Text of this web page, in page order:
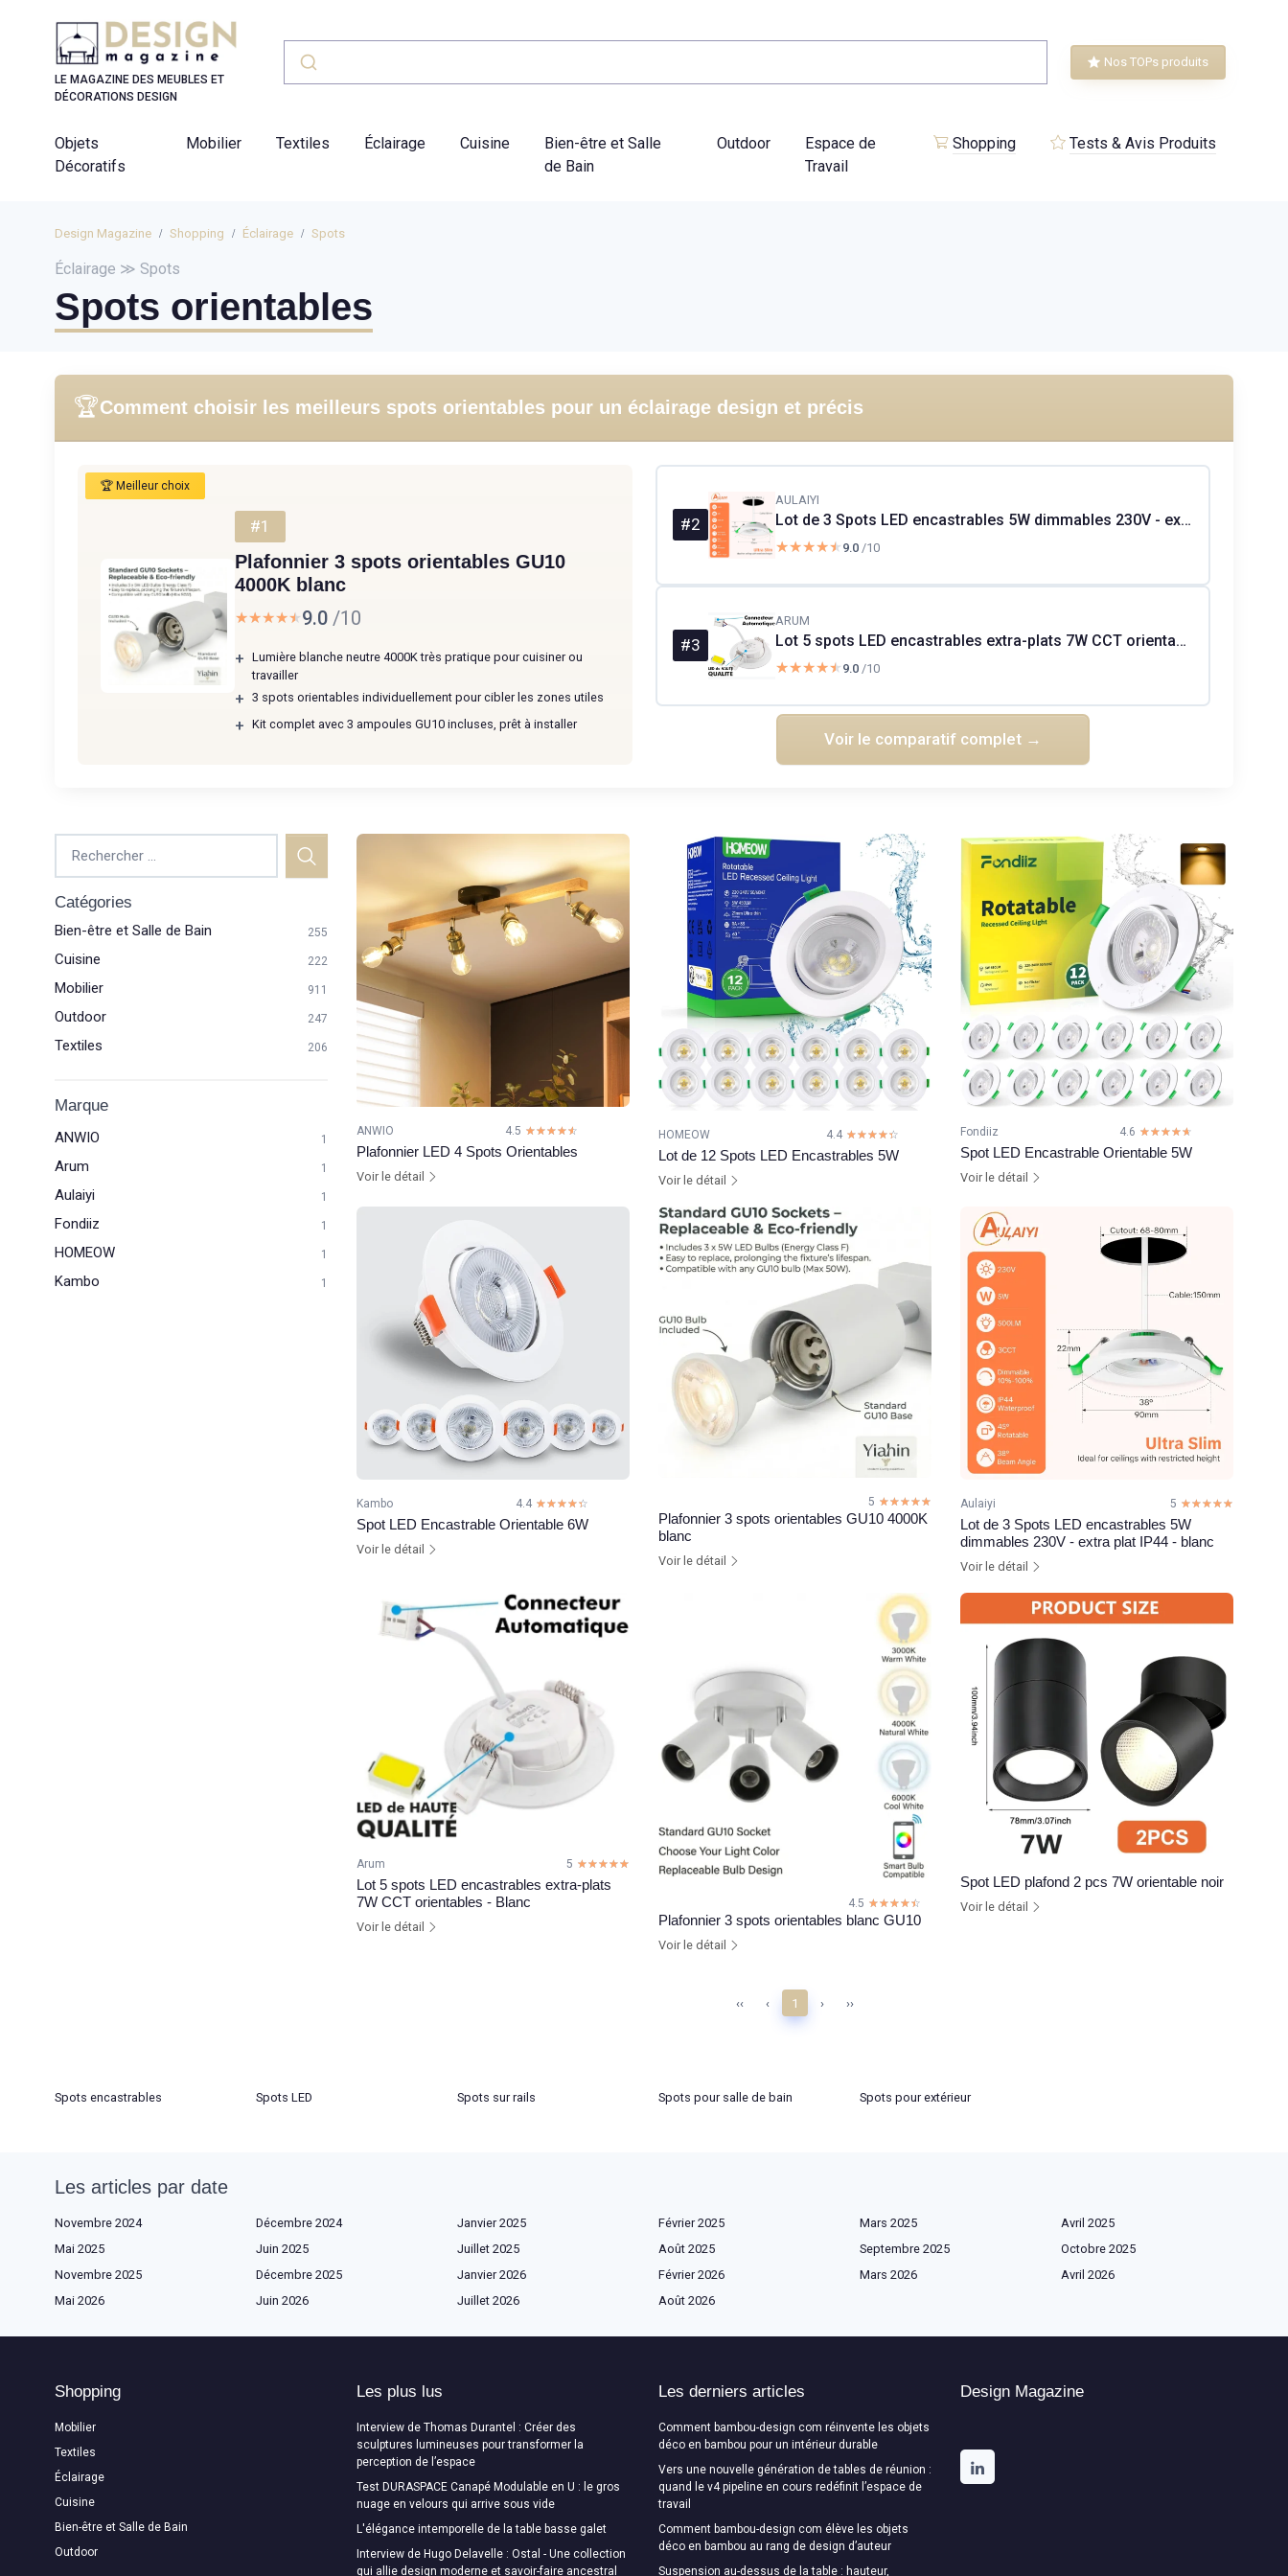
LE MAGAZINE DES MEUBLES ET
DÉCORATIONS DESIGN
Nos TOPs produits
Objets
Décoratifs
Mobilier Textiles Éclairage Cuisine
Bien-être et Salle
de Bain
Outdoor
Espace de
Travail
Shopping Tests & Avis Produits
Design Magazine Shopping Éclairage Spots
Éclairage ≫ Spots
Spots orientables
🏆Comment choisir les meilleurs spots orientables pour un éclairage design et précis
🏆 Meilleur choix
#1
Plafonnier 3 spots orientables GU10
4000K blanc
★★★★★
★★★★★9.0 /10
+ Lumière blanche neutre 4000K très pratique pour cuisiner ou
travailler
+ 3 spots orientables individuellement pour cibler les zones utiles
+ Kit complet avec 3 ampoules GU10 incluses, prêt à installer
#2
AULAIYI
Lot de 3 Spots LED encastrables 5W dimmables 230V - extra plat IP44 - blanc
★★★★★
★★★★★ 9.0 /10
#3
ARUM
Lot 5 spots LED encastrables extra-plats 7W CCT orientables - Blanc
★★★★★
★★★★★ 9.0 /10
Voir le comparatif complet →
Catégories
Bien-être et Salle de Bain 255
Cuisine 222
Mobilier 911
Outdoor 247
Textiles 206
Marque
ANWIO 1
Arum 1
Aulaiyi 1
Fondiiz 1
HOMEOW 1
Kambo 1
ANWIO 4.5 ☆☆☆☆☆
★★★★★
Plafonnier LED 4 Spots Orientables
Voir le détail
HOMEOW 4.4 ☆☆☆☆☆
★★★★★
Lot de 12 Spots LED Encastrables 5W
Voir le détail
Fondiiz 4.6 ☆☆☆☆☆
★★★★★
Spot LED Encastrable Orientable 5W
Voir le détail
Kambo 4.4 ☆☆☆☆☆
★★★★★
Spot LED Encastrable Orientable 6W
Voir le détail
5 ☆☆☆☆☆
★★★★★
Plafonnier 3 spots orientables GU10 4000K
blanc
Voir le détail
Aulaiyi 5 ☆☆☆☆☆
★★★★★
Lot de 3 Spots LED encastrables 5W
dimmables 230V - extra plat IP44 - blanc
Voir le détail
Arum 5 ☆☆☆☆☆
★★★★★
Lot 5 spots LED encastrables extra-plats
7W CCT orientables - Blanc
Voir le détail
4.5 ☆☆☆☆☆
★★★★★
Plafonnier 3 spots orientables blanc GU10
Voir le détail
Spot LED plafond 2 pcs 7W orientable noir
Voir le détail
‹‹ ‹ 1 › ››
Spots encastrables Spots LED Spots sur rails Spots pour salle de bain Spots pour extérieur
Les articles par date
Novembre 2024 Décembre 2024 Janvier 2025 Février 2025 Mars 2025
Avril 2025
Mai 2025
Juin 2025 Juillet 2025 Août 2025 Septembre 2025
Octobre 2025
Novembre 2025
Décembre 2025 Janvier 2026 Février 2026 Mars 2026
Avril 2026
Mai 2026
Juin 2026 Juillet 2026 Août 2026
Shopping
Mobilier
Textiles
Éclairage
Cuisine
Bien-être et Salle de Bain
Outdoor
Les plus lus
Interview de Thomas Durantel : Créer des
sculptures lumineuses pour transformer la
perception de l’espace
Test DURASPACE Canapé Modulable en U : le gros
nuage en velours qui arrive sous vide
L'élégance intemporelle de la table basse galet
Interview de Hugo Delavelle : Ostal - Une collection
qui allie design moderne et savoir-faire ancestral
Les derniers articles
Comment bambou-design com réinvente les objets
déco en bambou pour un intérieur durable
Vers une nouvelle génération de tables de réunion :
quand le v4 pipeline en cours redéfinit l’espace de
travail
Comment bambou-design com élève les objets
déco en bambou au rang de design d’auteur
Suspension au-dessus de la table : hauteur,
Design Magazine